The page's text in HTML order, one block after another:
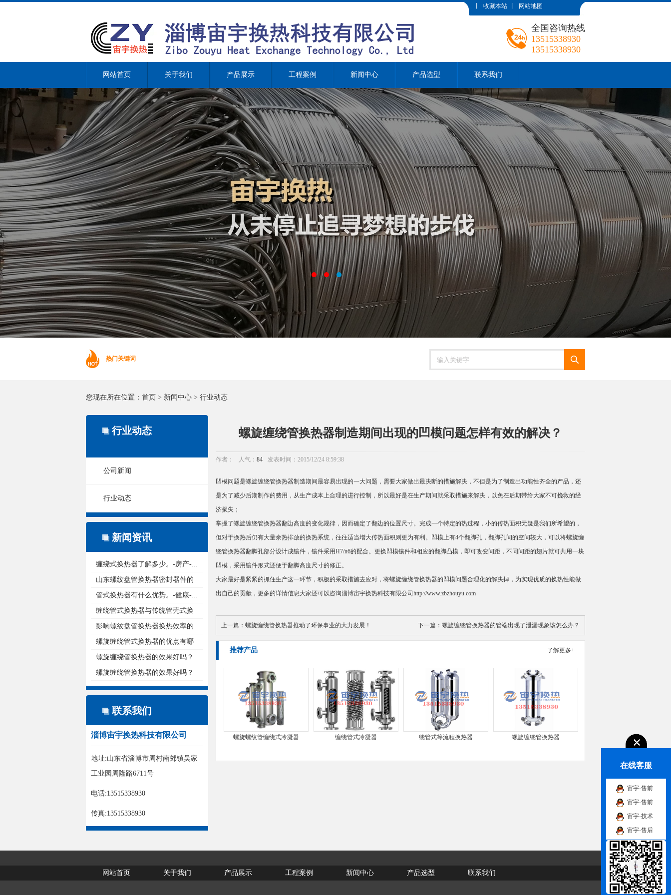
收藏本站 网站地图
全国咨询热线
13515338930
13515338930
网站首页 关于我们 产品展示 工程案例 新闻中心 产品选型 联系我们
热门关键词
您现在所在位置： 首页 > 新闻中心 > 行业动态
行业动态
公司新闻
行业动态
新闻资讯
缠绕式换热器了解多少。-房产-...
山东螺纹盘管换热器密封器件的
重...
管式换热器有什么优势。-健康-...
缠绕管式换热器与传统管壳式换
热...
影响螺纹盘管换热器换热效率的
原...
螺旋缠绕管式换热器的优点有哪
些...
螺旋缠绕管换热器的效果好吗？
螺旋缠绕管换热器的效果好吗？
联系我们
淄博宙宇换热科技有限公司
地址:山东省淄博市周村南郊镇吴家
工业园周隆路6711号
电话:13515338930
传真:13515338930
螺旋缠绕管换热器制造期间出现的凹模问题怎样有效的解决？
作者： 人气： 84 发表时间：2015/12/24 8:59:38
凹模问题是螺旋缠绕管换热器制造期间最容易出现的一大问题，需要大家做出最决断的措施解决，不但是为了制造出功能性齐全的产品，还
是为了减少后期制作的费用，从生产成本上合理的进行控制，所以最好是在生产期间就采取措施来解决，以免在后期带给大家不可挽救的经
济损失；
掌握了螺旋缠绕管换热器翻边高度的变化规律，因而确定了翻边的位置尺寸。完成一个特定的热过程，小的传热面积无疑是我们所希望的，
但对于换热后仍有大量余热排放的换热系统，往往适当增大传热面积则更为有利。凹模上有4个翻脚孔，翻脚孔间的空间较大，可以将螺旋缠
绕管换热器翻脚孔部分设计成镶件，镶件采用H7/n6的配合。更换凹模镶件和相应的翻脚凸模，即可改变间距，不同间距的翅片就可共用一块
凹模，采用镶件形式还便于翻脚高度尺寸的修正。
大家最好是紧紧的抓住生产这一环节，积极的采取措施去应对，将螺旋缠绕管换热器的凹模问题合理化的解决掉，为实现优质的换热性能做
出自己的贡献，更多的详情信息大家还可以咨询淄博宙宇换热科技有限公司http://www.zbzhouyu.com
上一篇： 螺旋缠绕管换热器推动了环保事业的大力发展！ 下一篇： 螺旋缠绕管换热器的管端出现了泄漏现象该怎么办？
推荐产品 了解更多+
螺旋螺纹管缠绕式冷凝器 缠绕管式冷凝器 绕管式等流程换热器 螺旋缠绕管换热器
网站首页 关于我们 产品展示 工程案例 新闻中心 产品选型 联系我们
在线客服
宙宇-售前
宙宇-售前
宙宇-技术
宙宇-售后